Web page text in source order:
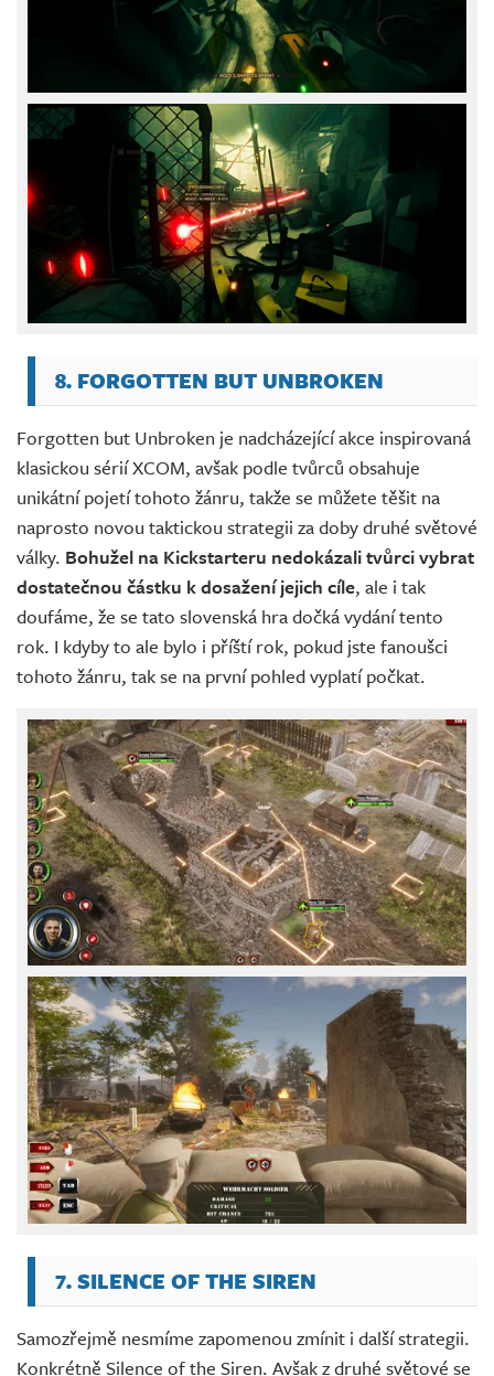
8. FORGOTTEN BUT UNBROKEN
Forgotten but Unbroken je nadcházející akce inspirovaná
klasickou sérií XCOM, avšak podle tvůrců obsahuje
unikátní pojetí tohoto žánru, takže se můžete těšit na
naprosto novou taktickou strategii za doby druhé světové
války. Bohužel na Kickstarteru nedokázali tvůrci vybrat
dostatečnou částku k dosažení jejich cíle, ale i tak
doufáme, že se tato slovenská hra dočká vydání tento
rok. I kdyby to ale bylo i příští rok, pokud jste fanoušci
tohoto žánru, tak se na první pohled vyplatí počkat.
7. SILENCE OF THE SIREN
Samozřejmě nesmíme zapomenou zmínit i další strategii.
Konkrétně Silence of the Siren. Avšak z druhé světové se